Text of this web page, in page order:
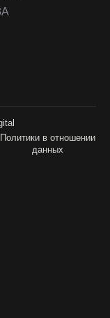
Политики в отношении
данных